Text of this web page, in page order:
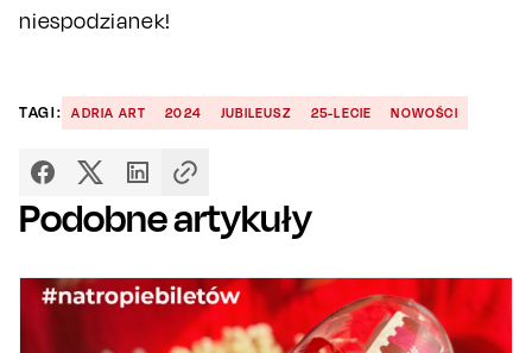
niespodzianek!
TAGI: ADRIA ART 2024 JUBILEUSZ 25-LECIE NOWOŚCI
Podobne artykuły